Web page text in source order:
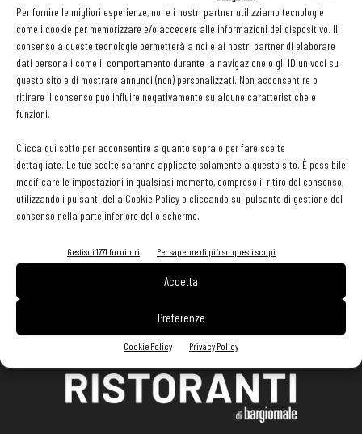
Per fornire le migliori esperienze, noi e i nostri partner utilizziamo tecnologie
come i cookie per memorizzare e/o accedere alle informazioni del dispositivo. Il
consenso a queste tecnologie permetterà a noi e ai nostri partner di elaborare
dati personali come il comportamento durante la navigazione o gli ID univoci su
questo sito e di mostrare annunci (non) personalizzati. Non acconsentire o
ritirare il consenso può influire negativamente su alcune caratteristiche e
funzioni.
Clicca qui sotto per acconsentire a quanto sopra o per fare scelte
dettagliate. Le tue scelte saranno applicate solamente a questo sito. È possibile
modificare le impostazioni in qualsiasi momento, compreso il ritiro del consenso,
utilizzando i pulsanti della Cookie Policy o cliccando sul pulsante di gestione del
consenso nella parte inferiore dello schermo.
Gestisci 1771 fornitori Per saperne di più su questi scopi
Accetta
Preferenze
Cookie Policy Privacy Policy
8 Luglio 2026
EDICOLA WEB